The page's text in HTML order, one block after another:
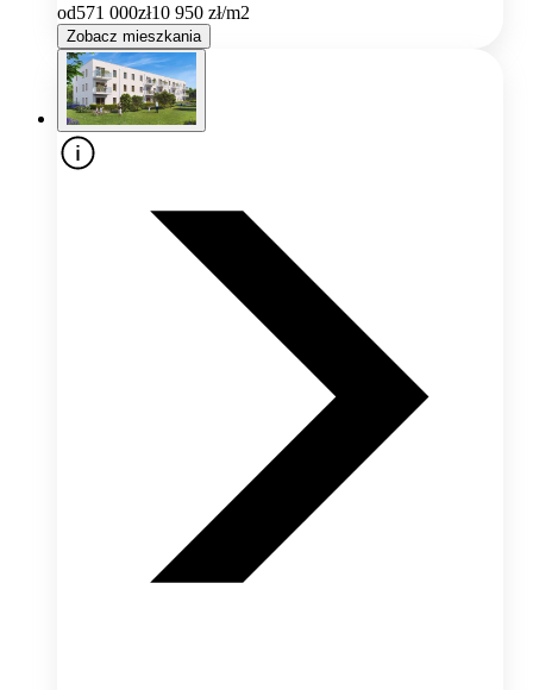
od571 000zł10 950 zł/m2
Zobacz mieszkania